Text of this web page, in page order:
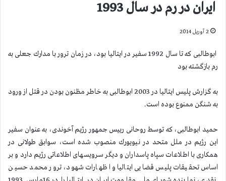
ایران در رم در سال 1993
2 آوریل 2014
ابوطالبی كه تا سال 1992 سفیر در ایتالیا بود، در زمان ترور با مدارك جعلی به
رم بازگشته بود
به گزارش پلیس ایتالیا در 2003 ابوطالبی به خاطر مظنون بودن در قتل از ورود
به شنگن ممنوع بوده است.
حمید ابوطالبی، كه توسط روحانی رییس جمهور رژیم آخوندی، به عنوان سفیر
این رژیم در ملل متحد در نیویورك منصوب شده است، سوابق طولانی در
همكاری با اطلاعات سپاه پاسداران و دیگر سرویسهای اطلاعاتی رژیم دارد و بر
اساس تحقیقات پلیس قضایی ایتالیا و اظهارات شهود، ترور محمد حسین